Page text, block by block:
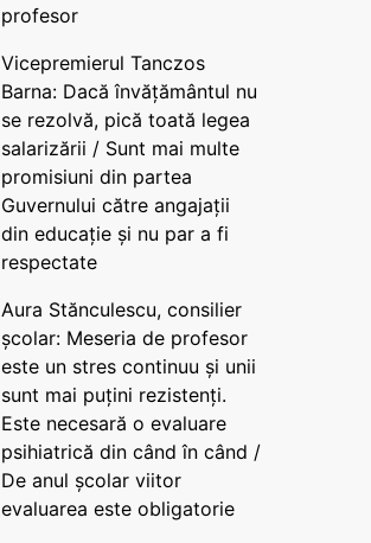
profesor
Vicepremierul Tanczos
Barna: Dacă învățământul nu
se rezolvă, pică toată legea
salarizării / Sunt mai multe
promisiuni din partea
Guvernului către angajații
din educație și nu par a fi
respectate
Aura Stănculescu, consilier
școlar: Meseria de profesor
este un stres continuu și unii
sunt mai puțini rezistenți.
Este necesară o evaluare
psihiatrică din când în când /
De anul școlar viitor
evaluarea este obligatorie